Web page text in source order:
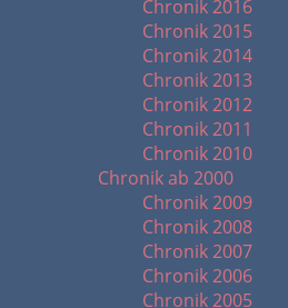
Chronik 2016
Chronik 2015
Chronik 2014
Chronik 2013
Chronik 2012
Chronik 2011
Chronik 2010
Chronik ab 2000
Chronik 2009
Chronik 2008
Chronik 2007
Chronik 2006
Chronik 2005